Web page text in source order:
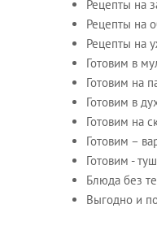
Рецепты на
Рецепты на
Рецепты на
Готовим в
Готовим на
Готовим в
Готовим на
Готовим –
Готовим -
Блюда без
Выгодно и